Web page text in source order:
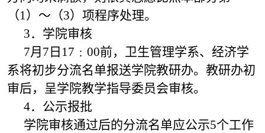
（1）～（3）项程序处理。
3．学院审核
7月7日17﹕00前，卫生管理学系、经济学
系将初步分流名单报送学院教研办。教研办初
审后，呈学院教学指导委员会审核。
4．公示报批
学院审核通过后的分流名单应公示5个工作